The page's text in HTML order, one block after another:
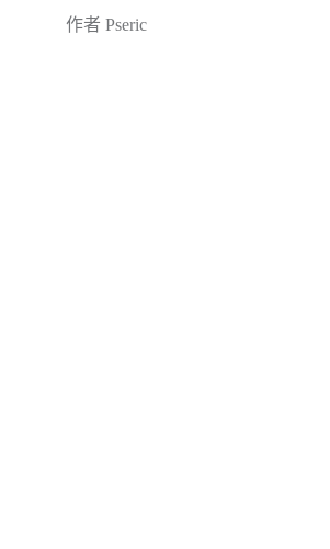
作者 Pseric